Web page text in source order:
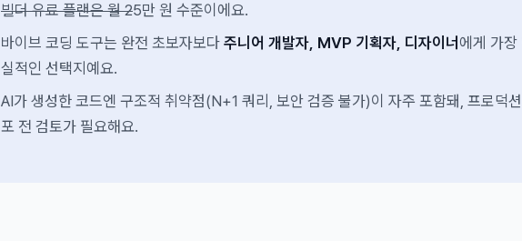
빌더 유료 플랜은 월 25만 원 수준이에요.
바이브 코딩 도구는 완전 초보자보다 주니어 개발자, MVP 기획자, 디자이너 에게 가장
실적인 선택지예요.
AI가 생성한 코드엔 구조적 취약점(N+1 쿼리, 보안 검증 불가)이 자주 포함돼, 프로덕
포 전 검토가 필요해요.